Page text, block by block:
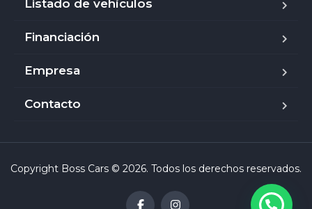
Listado de vehículos
Financiación
Empresa
Contacto
Copyright Boss Cars © 2026. Todos los derechos reservados.